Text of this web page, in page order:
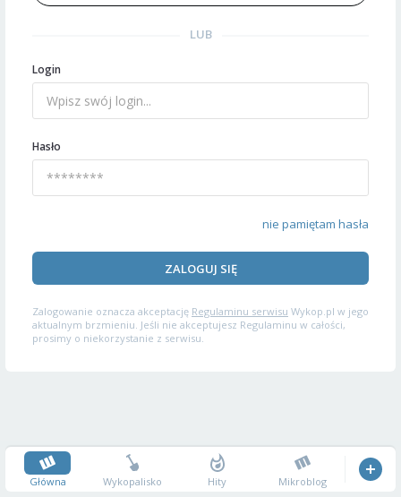
LUB
Login
Hasło
nie pamiętam hasła
ZALOGUJ SIĘ
Zalogowanie oznacza akceptację Regulaminu serwisu Wykop.pl w jego
aktualnym brzmieniu. Jeśli nie akceptujesz Regulaminu w całości,
prosimy o niekorzystanie z serwisu.
Główna Wykopalisko Hity Mikroblog